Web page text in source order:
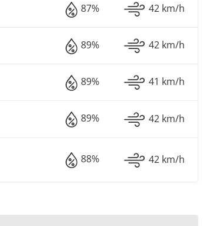
87% 42 km/h
89% 42 km/h
89% 41 km/h
89% 42 km/h
88% 42 km/h